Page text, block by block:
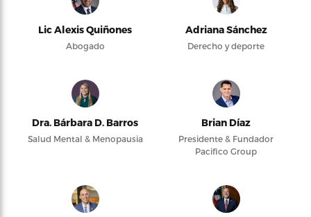
Lic Alexis Quiñones
Abogado
Adriana Sánchez
Derecho y deporte
Dra. Bárbara D. Barros
Salud Mental & Menopausia
Brian Díaz
Presidente & Fundador
Pacifico Group